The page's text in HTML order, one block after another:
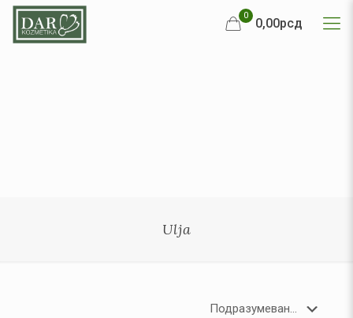
0
0,00рсд
Ulja